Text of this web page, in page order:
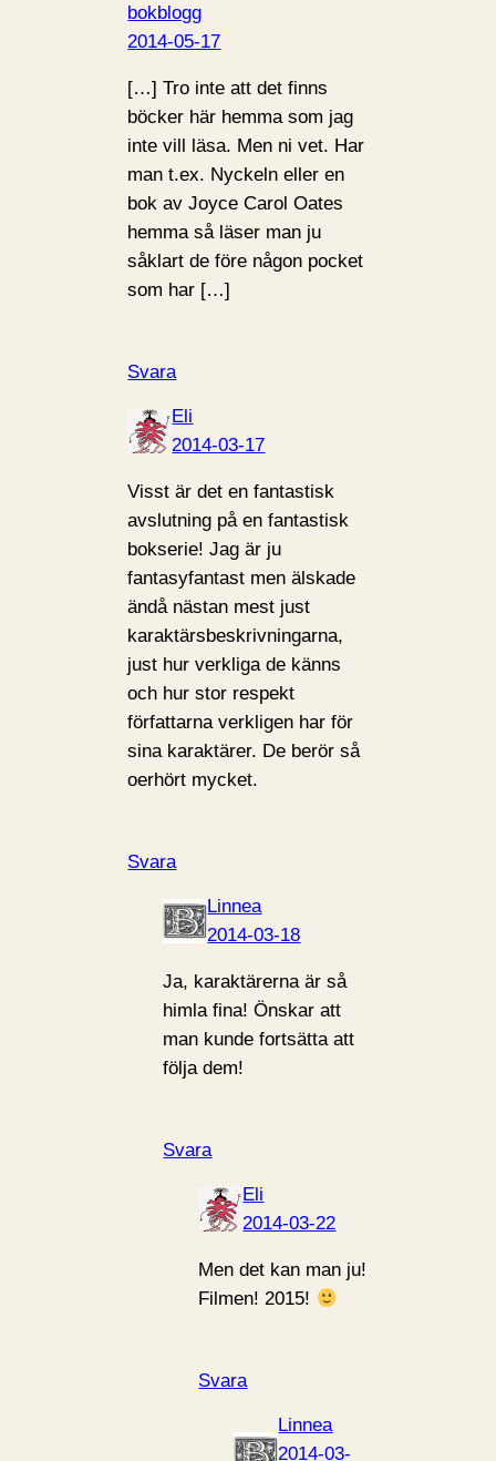
bokblogg
2014-05-17
[…] Tro inte att det finns
böcker här hemma som jag
inte vill läsa. Men ni vet. Har
man t.ex. Nyckeln eller en
bok av Joyce Carol Oates
hemma så läser man ju
såklart de före någon pocket
som har […]
Svara
Eli
2014-03-17
Visst är det en fantastisk
avslutning på en fantastisk
bokserie! Jag är ju
fantasyfantast men älskade
ändå nästan mest just
karaktärsbeskrivningarna,
just hur verkliga de känns
och hur stor respekt
författarna verkligen har för
sina karaktärer. De berör så
oerhört mycket.
Svara
Linnea
2014-03-18
Ja, karaktärerna är så
himla fina! Önskar att
man kunde fortsätta att
följa dem!
Svara
Eli
2014-03-22
Men det kan man ju!
Filmen! 2015!
Svara
Linnea
2014-03-